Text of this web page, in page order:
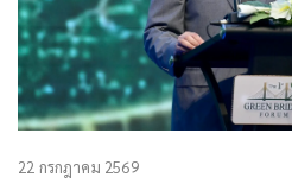
22 กรกฎาคม 2569